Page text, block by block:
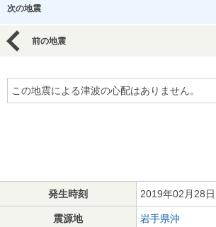
次の地震
前の地震
この地震による津波の心配はありません。
発生時刻 2019年02月28
震源地 岩手県沖